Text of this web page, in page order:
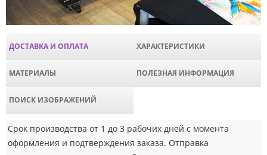
ДОСТАВКА И ОПЛАТА ХАРАКТЕРИСТИКИ
МАТЕРИАЛЫ ПОЛЕЗНАЯ ИНФОРМАЦИЯ
ПОИСК ИЗОБРАЖЕНИЙ
Срок производства от 1 до 3 рабочих дней с момента
оформления и подтверждения заказа. Отправка